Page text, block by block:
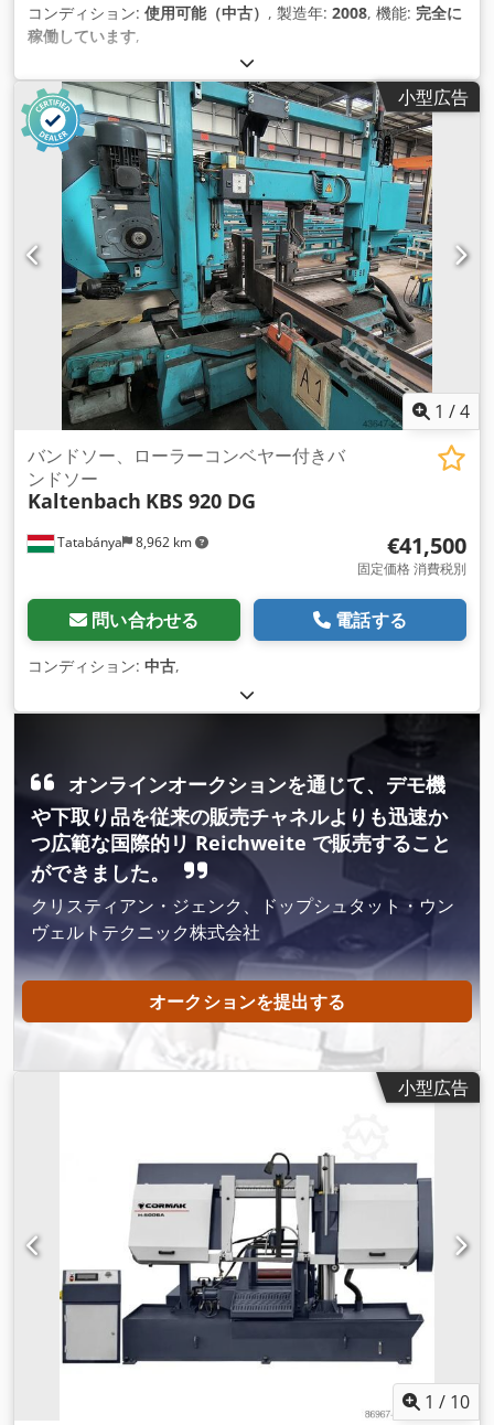
コンディション: 使用可能（中古） , 製造年: 2008, 機能: 完全に
稼働しています,
小型広告
1 /4
Tatabánya 8,962 km
バンドソー、ローラーコンベヤー付きバ
ンドソー
Kaltenbach KBS 920 DG
€41,500
固定価格 消費税別
問い合わせる 電話する
コンディション: 中古,
オンラインオークションを通じて、デモ機
や下取り品を従来の販売チャネルよりも迅速か
つ広範な国際的リ Reichweite で販売すること
ができました。
クリスティアン・ジェンク、ドップシュタット・ウン
ヴェルトテクニック株式会社
オークションを提出する
小型広告
1 / 10